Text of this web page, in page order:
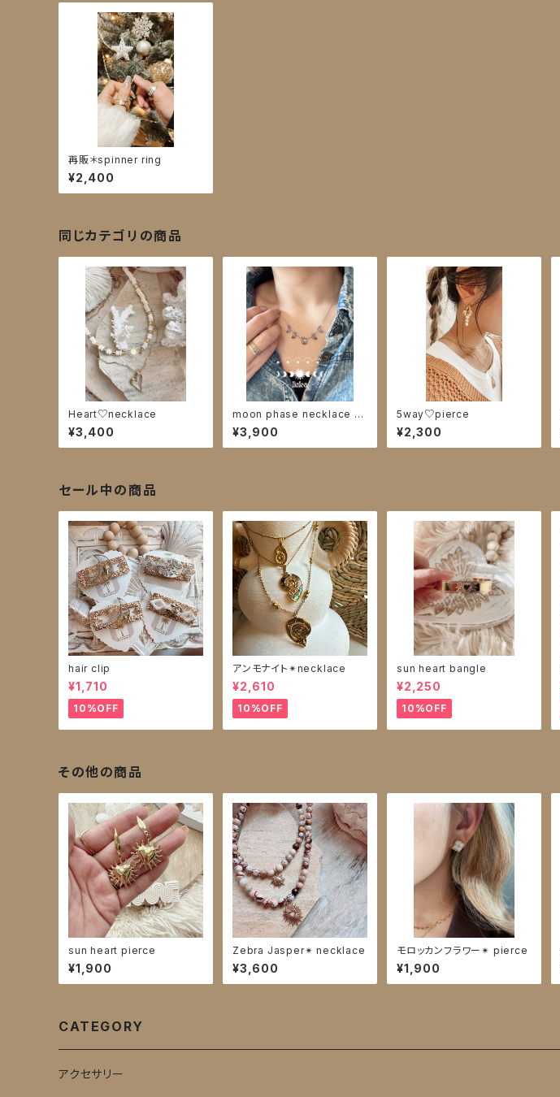
再販＊spinner ring
¥2,400
同じカテゴリの商品
Heart♡necklace
¥3,400
moon phase necklace sil
ver
¥3,900
5way♡pierce
¥2,300
セール中の商品
hair clip
¥1,710
10%OFF
アンモナイト✴︎necklace
¥2,610
10%OFF
sun heart bangle
¥2,250
10%OFF
その他の商品
sun heart pierce
¥1,900
Zebra Jasper✴︎ necklace
¥3,600
モロッカンフラワー✴︎ pierce
¥1,900
CATEGORY
アクセサリー